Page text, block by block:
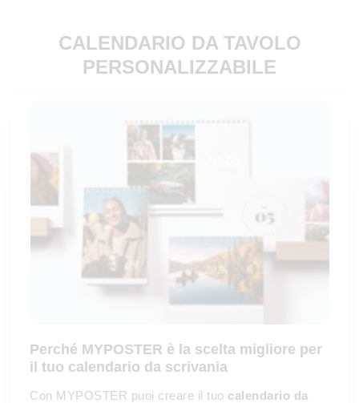
CALENDARIO DA TAVOLO
PERSONALIZZABILE
Perché MYPOSTER è la scelta migliore per
il tuo calendario da scrivania
Con MYPOSTER puoi creare il tuo calendario da